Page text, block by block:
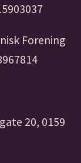
Forening
20, 0159